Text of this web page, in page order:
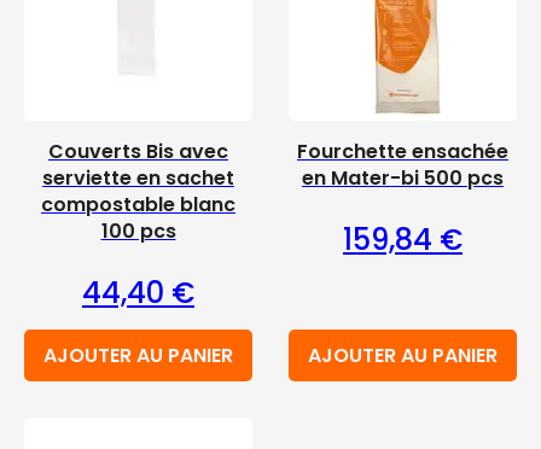
Couverts Bis avec
serviette en sachet
compostable blanc
100 pcs
44,40 €
AJOUTER AU PANIER
Fourchette ensachée
en Mater-bi 500 pcs
159,84 €
AJOUTER AU PANIER